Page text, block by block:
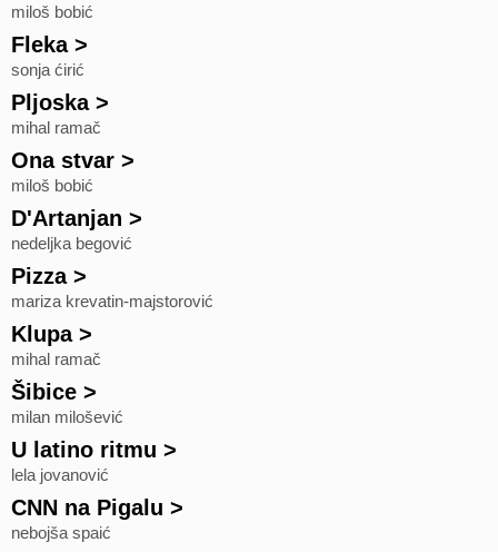
miloš bobić
Fleka>
sonja ćirić
Pljoska>
mihal ramač
Ona stvar >
miloš bobić
D'Artanjan >
nedeljka begović
Pizza>
mariza krevatin-majstorović
Klupa>
mihal ramač
Šibice >
milan milošević
U latino ritmu >
lela jovanović
CNN na Pigalu >
nebojša spaić